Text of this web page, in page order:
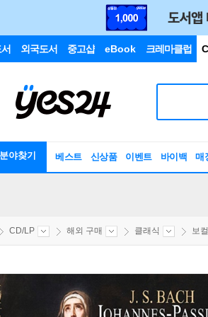
외국도서 중고샵 eBook 크레마클럽
야찾기 베스트 신상품 이벤트 바이백 매
CD/LP 해외 구매 클래식 보